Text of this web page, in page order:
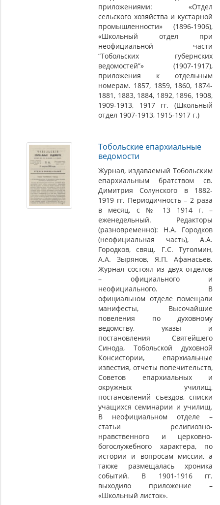
приложениями: «Отдел
сельского хозяйства и кустарной
промышленности» (1896-1906),
«Школьный отдел при
неофициальной части
“Тобольских губернских
ведомостей”» (1907-1917),
приложения к отдельным
номерам. 1857, 1859, 1860, 1874-
1881, 1883, 1884, 1892, 1896, 1908,
1909-1913, 1917 гг. (Школьный
отдел 1907-1913, 1915-1917 г.)
Тобольские епархиальные
ведомости
Журнал, издаваемый Тобольским
епархиальным братством св.
Димитрия Солунского в 1882-
1919 гг. Периодичность – 2 раза
в месяц, с № 13 1914 г. –
еженедельный. Редакторы
(разновременно): Н.А. Городков
(неофициальная часть), А.А.
Городков, свящ. Г.С. Тутолмин,
А.А. Зырянов, Я.П. Афанасьев.
Журнал состоял из двух отделов
– официального и
неофициального. В
официальном отделе помещали
манифесты, Высочайшие
повеления по духовному
ведомству, указы и
постановления Святейшего
Синода, Тобольской духовной
Консистории, епархиальные
известия, отчеты попечительств,
Советов епархиальных и
окружных училищ,
постановлений съездов, списки
учащихся семинарии и училищ.
В неофициальном отделе –
статьи религиозно-
нравственного и церковно-
богослужебного характера, по
истории и вопросам миссии, а
также размещалась хроника
событий. В 1901-1916 гг.
выходило приложение –
«Школьный листок».